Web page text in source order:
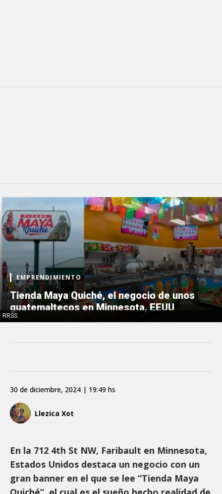
RRSS
EMPRENDIMIENTO
Tienda Maya Quiché, el negocio de unos
guatemaltecos en Minnesota, EEUU
Llezica Xot
30 de diciembre, 2024 | 19:49 hs
En la 712 4th St NW, Faribault en Minnesota,
Estados Unidos destaca un negocio con un
gran banner en el que se lee “Tienda Maya